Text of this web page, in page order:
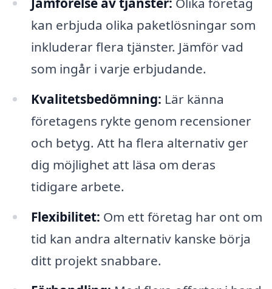
kan erbjuda olika paketlösningar som
inkluderar flera tjänster. Jämför vad
som ingår i varje erbjudande.
Kvalitetsbedömning: Lär känna
företagens rykte genom recensioner
och betyg. Att ha flera alternativ ger
dig möjlighet att läsa om deras
tidigare arbete.
Flexibilitet: Om ett företag har ont om
tid kan andra alternativ kanske börja
ditt projekt snabbare.